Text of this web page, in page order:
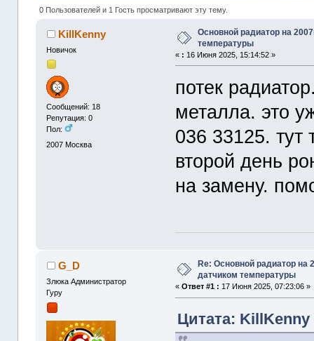
раз)
0 Пользователей и 1 Гость просматривают эту тему.
KillKenny
Новичок
Сообщений: 18
Репутация: 0
Пол:
2007 Москва
Основной радиатор на
температуры
« : 16 Июня 2025, 15:14:52 »
потек
металла. это
036 33125. тут
второй день
на замену.
G_D
Злюка Администратор
Гуру
Re: Основной радиатор на
датчиком температуры
«Ответ #1 : 17 Июня 2025, 07:23:06 »
Цитата: KillKenny